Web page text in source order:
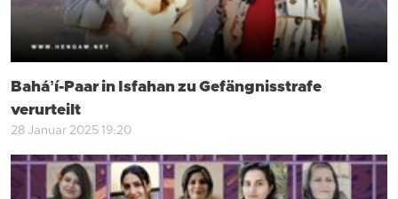
Baháʼí-Paar in Isfahan zu Gefängnisstrafe
verurteilt
28 Januar 2025 19:20